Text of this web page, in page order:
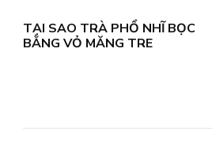
TẠI SAO TRÀ PHỔ NHĨ BỌC
BẰNG VỎ MĂNG TRE